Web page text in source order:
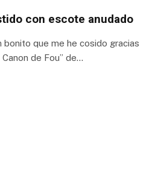
con escote anudado
que me he cosido gracias
de Fou” de…